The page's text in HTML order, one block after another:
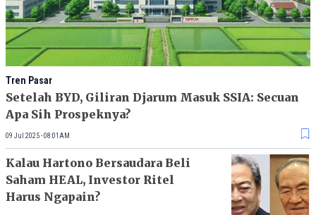
Tren Pasar
Setelah BYD, Giliran Djarum Masuk SSIA: Secuan
Apa Sih Prospeknya?
09 Jul 2025 - 08:01AM
Kalau Hartono Bersaudara Beli
Saham HEAL, Investor Ritel
Harus Ngapain?